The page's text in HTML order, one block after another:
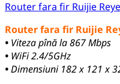
Router fara fir Ruijie
Router fara fir Ruijie
• Viteza pînă la 867 Mbps
• WiFi 2.4/5GHz
•Dimensiuni 182 x 121 x